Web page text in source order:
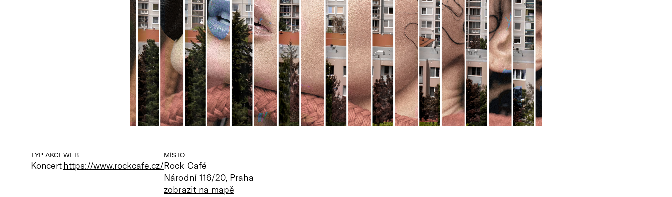
TYP AKCE
Koncert
WEB
https://www.rockcafe.cz/
MÍSTO
Rock Café
Národní 116/20, Praha
zobrazit na mapě